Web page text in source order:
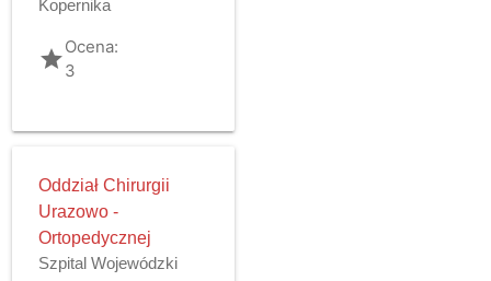
Kopernika
gradeOcena:
3
Oddział Chirurgii
Urazowo -
Ortopedycznej
Szpital Wojewódzki